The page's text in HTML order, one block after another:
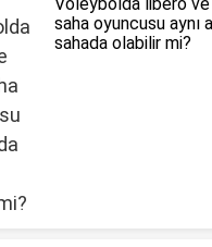
saha oyuncusu aynı
sahada olabilir mi?